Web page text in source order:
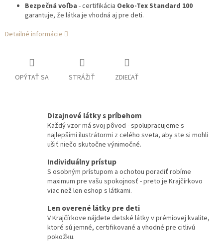
Bezpečná voľba - certifikácia Oeko-Tex Standard 100
garantuje, že látka je vhodná aj pre deti.
Detailné informácie
OPÝTAŤ SA STRÁŽIŤ ZDIEĽAŤ
Dizajnové látky s príbehom
Každý vzor má svoj pôvod - spolupracujeme s
najlepšími ilustrátormi z celého sveta, aby ste si mohli
ušiť niečo skutočne výnimočné.
Individuálny prístup
S osobným prístupom a ochotou poradiť robíme
maximum pre vašu spokojnosť - preto je Krajčírkovo
viac než len eshop s látkami.
Len overené látky pre deti
V Krajčírkove nájdete detské látky v prémiovej kvalite,
ktoré sú jemné, certifikované a vhodné pre citlivú
pokožku.